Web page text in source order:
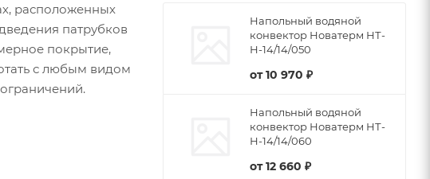
расположенных
патрубков
покрытие,
с любым видом
Напольный водяной
конвектор Новатерм НТ-
Н-14/14/050
от10 970 ₽
Напольный водяной
конвектор Новатерм НТ-
Н-14/14/060
от12 660 ₽